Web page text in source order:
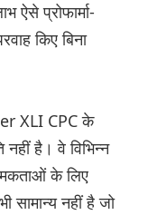
ऐसे प्रोफार्मा-
किए बिना
XLI CPC के
है। वे विभिन्न
के लिए
सामान्य नहीं है जो